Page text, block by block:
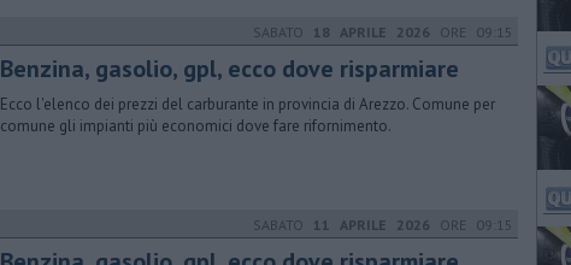
SABATO 18 APRILE 2026 ORE 09:15
​Benzina, gasolio, gpl, ecco dove risparmiare
Ecco l'elenco dei prezzi del carburante in provincia di Arezzo. Comune per
comune gli impianti più economici dove fare rifornimento.
SABATO 11 APRILE 2026 ORE 09:15